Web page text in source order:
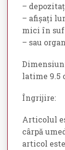
–
– afișați
mici în
– sau
latime 9.5
Îngrijire:
Articolul
cârpă
articol